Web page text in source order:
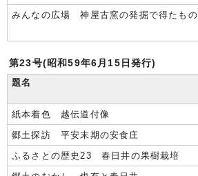
みんなの広場 神屋古窯の発掘で得たもの
第23号(昭和59年6月15日発行)
題名
紙本着色 越伝道付像
郷土探訪 平安末期の安食庄
ふるさとの歴史23 春日井の果樹栽培